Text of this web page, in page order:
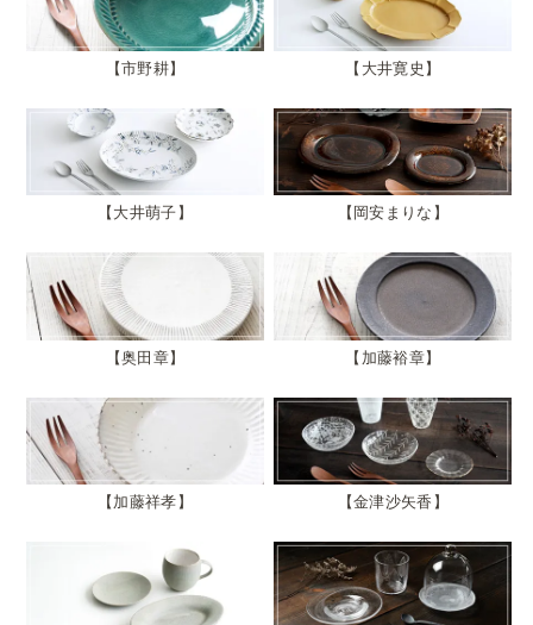
市野耕 大井寛史
大井萌子 岡安まりな
奥田章 加藤裕章
加藤祥孝 金津沙矢香